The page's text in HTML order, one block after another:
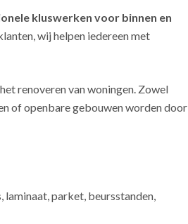
kluswerken voor binnen en
wij helpen iedereen met
renoveren van woningen. Zowel
of openbare gebouwen worden door
parket, beursstanden,